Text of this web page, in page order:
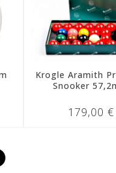
Krogle Aramith Premium
Snooker 57,2mm
179,00 €